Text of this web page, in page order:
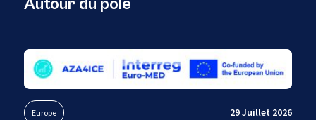
Autour du pôle
Europe 29 Juillet 2026